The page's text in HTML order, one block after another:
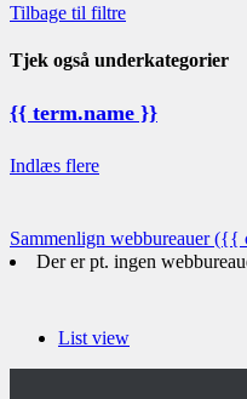
Tilbage til filtre
Tjek også underkategorier
{{ term.name }}
Indlæs flere
Sammenlign webbureauer({{
Der er pt. ingen
List view